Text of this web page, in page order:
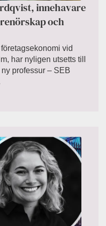
innehavare
och
vid
har nyligen utsetts till
professur – SEB